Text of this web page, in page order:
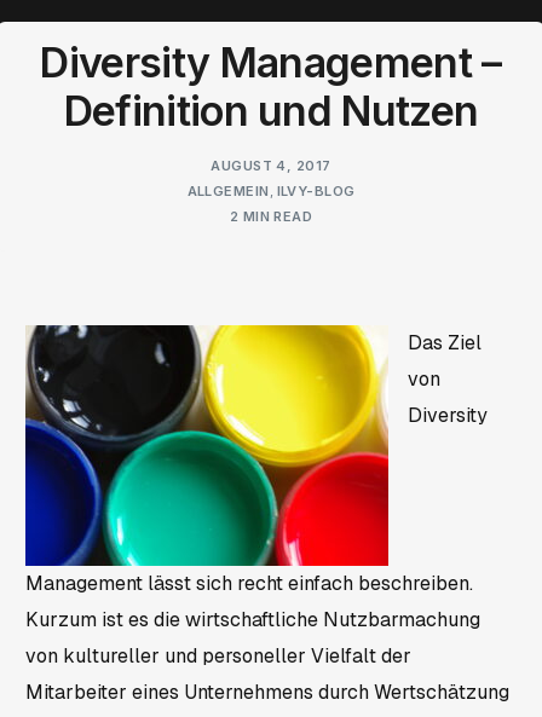
Diversity Management –
Definition und Nutzen
AUGUST 4, 2017
ALLGEMEIN ILVY-BLOG
2 MIN READ
Das Ziel
von
Diversity
Management lässt sich recht einfach beschreiben.
Kurzum ist es die wirtschaftliche Nutzbarmachung
von kultureller und personeller Vielfalt der
Mitarbeiter eines Unternehmens durch Wertschätzung